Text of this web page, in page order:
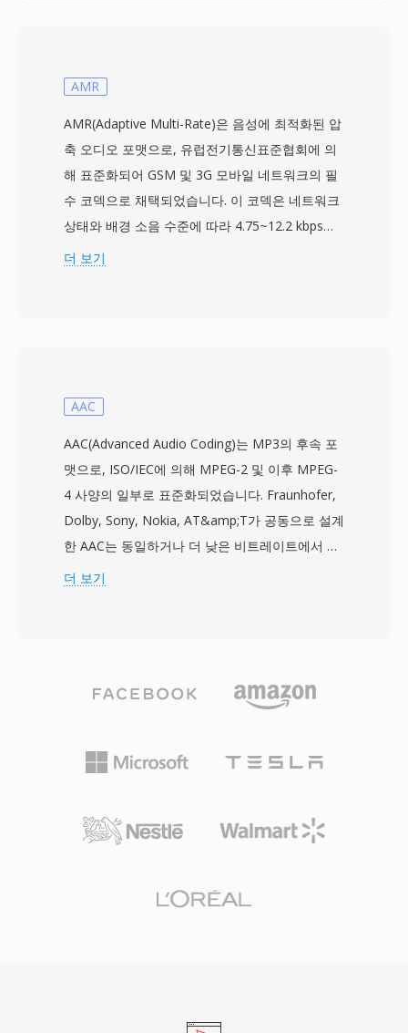
AMR
AMR(Adaptive Multi-Rate)은 음성에 최적화된 압
축 오디오 포맷으로, 유럽전기통신표준협회에 의
해 표준화되어 GSM 및 3G 모바일 네트워크의 필
수 코덱으로 채택되었습니다. 이 코덱은 네트워크
상태와 배경 소음 수준에 따라 4.75~12.2 kbps의
8가지 비트레이트 사이를 동적으로 전환합니다.
하나입니다. 주요 장점은 압축 효율성으로, 12.2
하여 대역폭이 제한된 네트워크에서의 음성 메모,
음성 사서함, MMS에 실용적입니다. 또 다른 이점
은 내장된 음성 활동 감지 및 컴포트 노이즈 생성
기능으로, 무음 구간에서의 전송을 줄여줍니다.
AMR은 협대역(300~3400 Hz) 특성으로 음악에는
적합하지 않지만, 열악한 네트워크 환경에서 명료
더 보기
AAC
AAC(Advanced Audio Coding)는 MP3의 후속 포
맷으로, ISO/IEC에 의해 MPEG-2 및 이후 MPEG-
4 사양의 일부로 표준화되었습니다. Fraunhofer,
Dolby, Sony, Nokia, AT&amp;T가 공동으로 설계
한 AAC는 동일하거나 더 낮은 비트레이트에서 우
수한 음질을 제공합니다 — 96 kbps AAC 스트림
iPhone, iPad), YouTube, 그리고 많은 스트리밍
째 장점은 뛰어난 압축 효율성으로, 저장 공간과
대역폭을 크게 절약하면서도 고품질 오디오를 유
이트와 최대 48채널을 지원하여 음성 통화부터 서
사실상 모든 최신 기기, 브라우저, 미디어 플레이
더 보기